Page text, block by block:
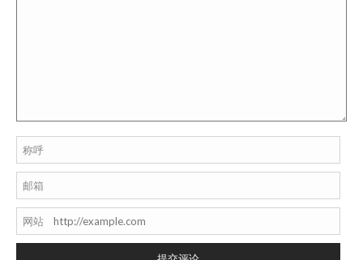
称呼
邮箱
网站